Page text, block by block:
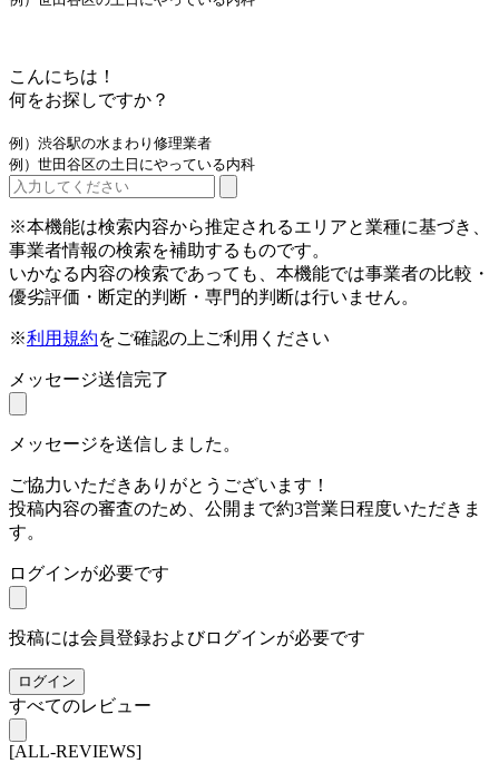
こんにちは！
何をお探しですか？
例）渋谷駅の水まわり修理業者
例）世田谷区の土日にやっている内科
※本機能は検索内容から推定されるエリアと業種に基づき、
事業者情報の検索を補助するものです。
いかなる内容の検索であっても、本機能では事業者の比較・
優劣評価・断定的判断・専門的判断は行いません。
※利用規約をご確認の上ご利用ください
メッセージ送信完了
メッセージを送信しました。
ご協力いただきありがとうございます！
投稿内容の審査のため、公開まで約3営業日程度いただきま
す。
ログインが必要です
投稿には会員登録およびログインが必要です
ログイン
すべてのレビュー
[ALL-REVIEWS]